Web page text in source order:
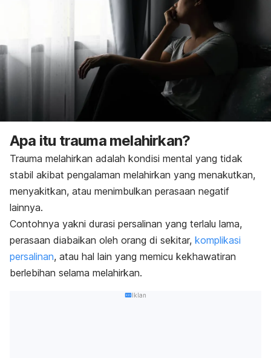
Apa itu trauma melahirkan?
Trauma melahirkan adalah kondisi mental yang tidak
stabil akibat pengalaman melahirkan yang menakutkan,
menyakitkan, atau menimbulkan perasaan negatif
lainnya.
Contohnya yakni durasi persalinan yang terlalu lama,
perasaan diabaikan oleh orang di sekitar, komplikasi
persalinan, atau hal lain yang memicu kekhawatiran
berlebihan selama melahirkan.
Iklan